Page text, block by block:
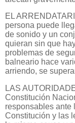
EL
persona puede
de sonido y un
quieran sin que
problemas de
balneario hace
arriendo, se
LAS
Constitución
responsables ante
Constitución y las